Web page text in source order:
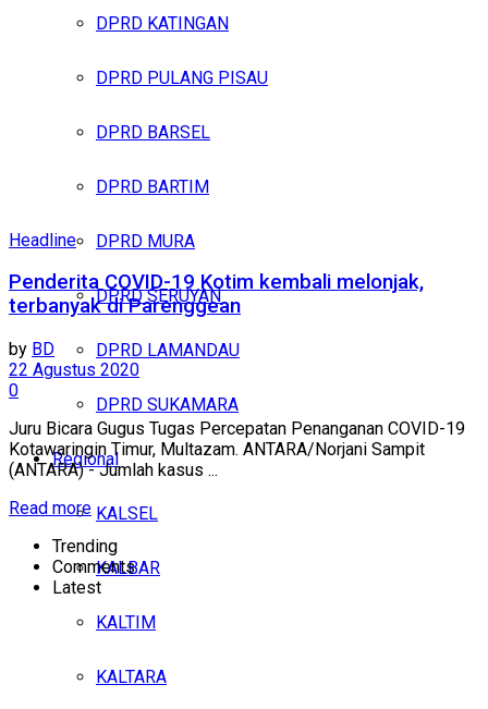
DPRD KATINGAN
DPRD PULANG PISAU
DPRD BARSEL
DPRD BARTIM
DPRD MURA
DPRD SERUYAN
DPRD LAMANDAU
DPRD SUKAMARA
Regional
KALSEL
KALBAR
KALTIM
KALTARA
Headline
Penderita COVID-19 Kotim kembali melonjak,
terbanyak di Parenggean
by BD
22 Agustus 2020
0
Juru Bicara Gugus Tugas Percepatan Penanganan COVID-19
Kotawaringin Timur, Multazam. ANTARA/Norjani Sampit
(ANTARA) - Jumlah kasus ...
Read more
Trending
Comments
Latest